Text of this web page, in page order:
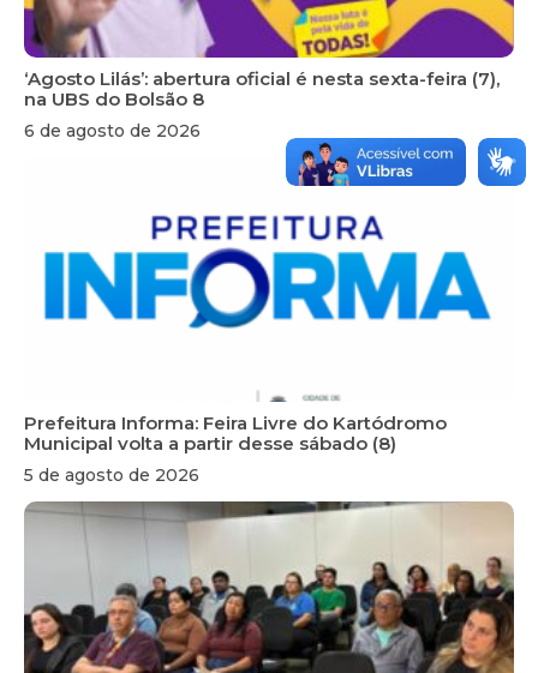
‘Agosto Lilás’: abertura oficial é nesta sexta-feira (7),
na UBS do Bolsão 8
6 de agosto de 2026
Prefeitura Informa: Feira Livre do Kartódromo
Municipal volta a partir desse sábado (8)
5 de agosto de 2026